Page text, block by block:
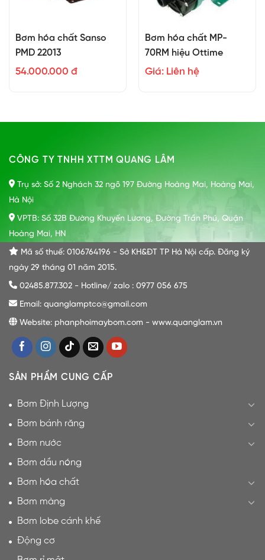
Bơm hóa chất Sanso
PMD 22013
54.000.000 đ
Bơm hóa chất MP-
70RM hiệu Ottime
Giá: Liên hệ
CÔNG TY TNHH XTTM QUANG LÂM
Trụ sở: Số 2 Nghách 32 ngõ 197 Đường Hoàng Mai, Hoàng Mai,
Hà Nội
VPTB: Số 32B Đường Khuyến Lương, Đường Trần Phú, Quận
Hoàng Mai, HN
Mã số thuế: 0106764196 - Sở KH&ĐT TP Hà Nội cấp. Đăng ký
ngày 29 tháng 01 năm 2015.
02485.877.302 - Hotline/ zalo : 0977 056 675
Email: quanglamptco@gmail.com
Website: phanphoimaybom.com - www.quanglam.vn
SẢN PHẨM CUNG CẤP
Bơm Định Lượng
Bơm bánh răng
Bơm nước
Bơm dầu nóng
Bơm hóa chất
Bơm màng
Bơm lobe cánh khế
Động cơ